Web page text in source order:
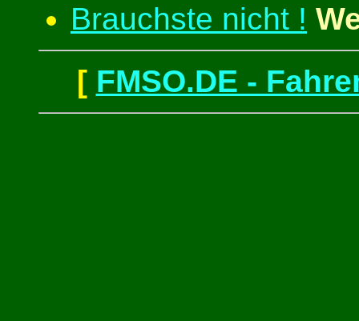
Brauchste nicht !
[ FMSO.DE -